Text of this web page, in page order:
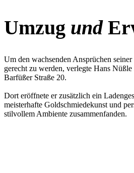
Umzug und
Um den wachsenden Ansprüchen
gerecht zu werden, verlegte Hans
Barfüßer Straße 20.
Dort eröffnete er zusätzlich ein
meisterhafte Goldschmiedekunst und
stilvollem Ambiente zusammenfanden.